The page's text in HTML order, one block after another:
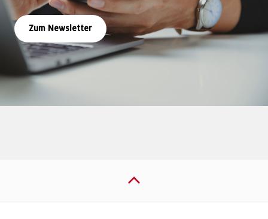
Zum Newsletter